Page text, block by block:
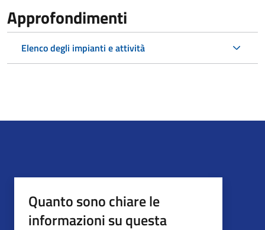
Approfondimenti
Elenco degli impianti e attività
Quanto sono chiare le
informazioni su questa